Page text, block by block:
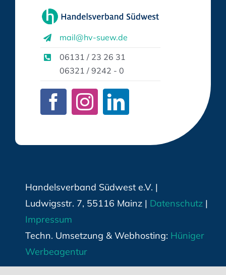
mail@hv-suew.de
06131 / 23 26 31
06321 / 9242 - 0
Handelsverband Südwest e.V. |
Ludwigsstr. 7, 55116 Mainz | Datenschutz|
Impressum
Techn. Umsetzung & Webhosting: Hüniger
Werbeagentur